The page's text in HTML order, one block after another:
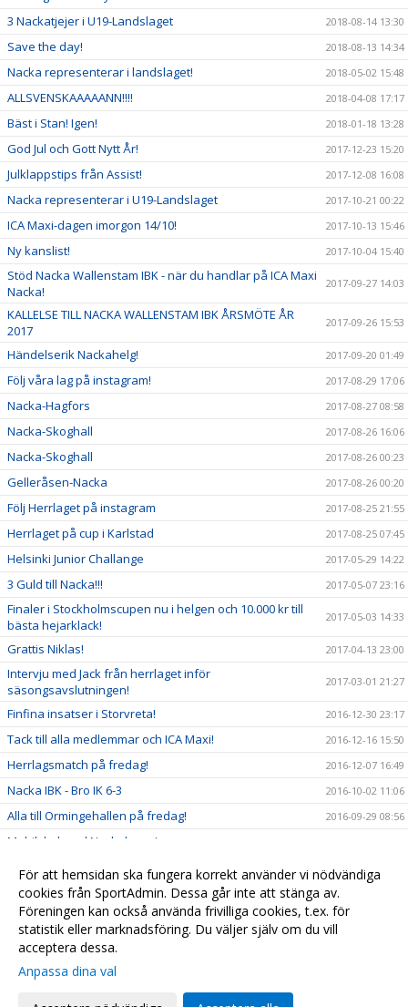
3 Nackatjejer i U19-Landslaget 2018-08-14 13:30
Save the day! 2018-08-13 14:34
Nacka representerar i landslaget! 2018-05-02 15:48
ALLSVENSKAAAAANN!!!! 2018-04-08 17:17
Bäst i Stan! Igen! 2018-01-18 13:28
God Jul och Gott Nytt År! 2017-12-23 15:20
Julklappstips från Assist! 2017-12-08 16:08
Nacka representerar i U19-Landslaget 2017-10-21 00:22
ICA Maxi-dagen imorgon 14/10! 2017-10-13 15:46
Ny kanslist! 2017-10-04 15:40
Stöd Nacka Wallenstam IBK - när du handlar på ICA Maxi
Nacka!
2017-09-27 14:03
KALLELSE TILL NACKA WALLENSTAM IBK ÅRSMÖTE ÅR
2017
2017-09-26 15:53
Händelserik Nackahelg! 2017-09-20 01:49
Följ våra lag på instagram! 2017-08-29 17:06
Nacka-Hagfors 2017-08-27 08:58
Nacka-Skoghall 2017-08-26 16:06
Nacka-Skoghall 2017-08-26 00:23
Gelleråsen-Nacka 2017-08-26 00:20
Följ Herrlaget på instagram 2017-08-25 21:55
Herrlaget på cup i Karlstad 2017-08-25 07:45
Helsinki Junior Challange 2017-05-29 14:22
3 Guld till Nacka!!! 2017-05-07 23:16
Finaler i Stockholmscupen nu i helgen och 10.000 kr till
bästa hejarklack!
2017-05-03 14:33
Grattis Niklas! 2017-04-13 23:00
Intervju med Jack från herrlaget inför
säsongsavslutningen!
2017-03-01 21:27
Finfina insatser i Storvreta! 2016-12-30 23:17
Tack till alla medlemmar och ICA Maxi! 2016-12-16 15:50
Herrlagsmatch på fredag! 2016-12-07 16:49
Nacka IBK - Bro IK 6-3 2016-10-02 11:06
Alla till Ormingehallen på fredag! 2016-09-29 08:56
Mobilskal med Nackalogga!
Se dam och herrlaget och bidra till framtiden! 2016-09-20 13:38
Kallelse till årsmöte 2016-09-16 17:45
Snart dags för ny hemsida! 2013-10-01 12:57
För att hemsidan ska fungera korrekt använder vi nödvändiga
cookies från SportAdmin. Dessa går inte att stänga av.
Föreningen kan också använda frivilliga cookies, t.ex. för
statistik eller marknadsföring. Du väljer själv om du vill
acceptera dessa.
Anpassa dina val